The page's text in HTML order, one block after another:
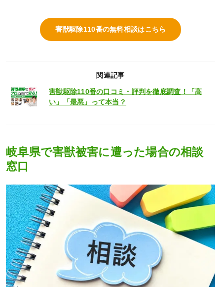
害獣駆除110番の無料相談はこちら
関連記事
害獣駆除110番の口コミ・評判を徹底調査！「高
い」「最悪」って本当？
岐阜県で害獣被害に遭った場合の相談
窓口